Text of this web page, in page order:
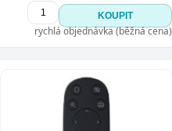
KOUPIT
rychlá objednávka (běžná cena)